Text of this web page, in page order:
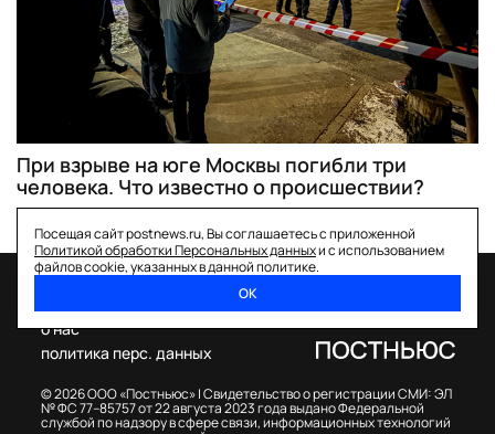
При взрыве на юге Москвы погибли три
человека. Что известно о происшествии?
Посещая сайт postnews.ru, Вы соглашаетесь с приложенной
Политикой обработки Персональных данныхи с использованием
файлов cookie, указанных в данной политике.
ОК
© 2026 ООО «Постньюс» |Свидетельство о регистрации СМИ: ЭЛ
№ ФС 77–85757 от 22 августа 2023 года выдано Федеральной
службой по надзору в сфере связи, информационных технологий
о нас
политика перс. данных